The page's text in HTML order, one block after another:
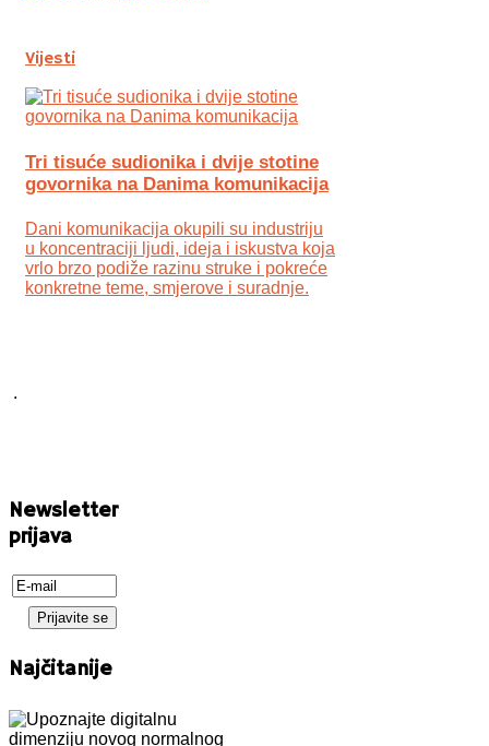
Vijesti
Tri tisuće sudionika i dvije stotine
govornika na Danima komunikacija
Dani komunikacija okupili su industriju
u koncentraciji ljudi, ideja i iskustva koja
vrlo brzo podiže razinu struke i pokreće
konkretne teme, smjerove i suradnje.
.
Newsletter
prijava
Najčitanije